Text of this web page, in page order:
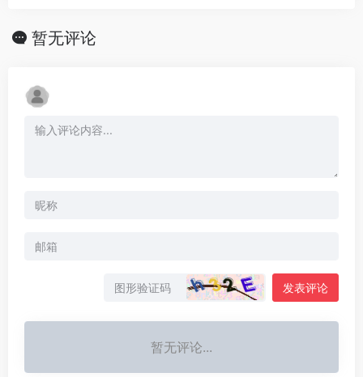
暂无评论
发表评论
暂无评论...